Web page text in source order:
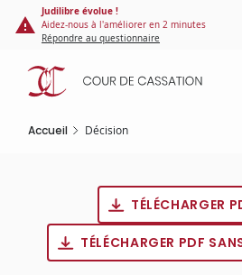
Panneau de gestion des cookies
contenu
principal
Judilibre évolue !
Aidez-nous à l'améliorer en 2 minutes
Répondre au questionnaire
Accueil Décision
TÉLÉCHARGER
TÉLÉCHARGER PDF